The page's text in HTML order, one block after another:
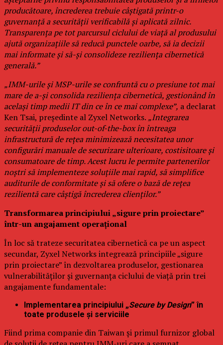
producătoare, încrederea trebuie câștigată printr-o
guvernanță a securității verificabilă și aplicată zilnic.
Transparența pe tot parcursul ciclului de viață al produsului
ajută organizațiile să reducă punctele oarbe, să ia decizii
mai informate și să-și consolideze reziliența cibernetică
generală.”
„IMM-urile și MSP-urile se confruntă cu o presiune tot mai
mare de a-și consolida reziliența cibernetică, gestionând în
același timp medii IT din ce în ce mai complexe”, a declarat
Ken Tsai, președinte al Zyxel Networks. „Integrarea
securității produselor out-of-the-box în întreaga
infrastructură de rețea minimizează necesitatea unor
configurări manuale de securizare ulterioare, costisitoare și
consumatoare de timp. Acest lucru le permite partenerilor
noștri să implementeze soluțiile mai rapid, să simplifice
auditurile de conformitate și să ofere o bază de rețea
rezilientă care câștigă încrederea clienților.”
Transformarea principiului „sigure prin proiectare”
într-un angajament operațional
În loc să trateze securitatea cibernetică ca pe un aspect
secundar, Zyxel Networks integrează principiile „sigure
prin proiectare” în dezvoltarea produselor, gestionarea
vulnerabilităților și guvernanța ciclului de viață prin trei
angajamente fundamentale:
Implementarea principiului „Secure by Design” în
toate produsele și serviciile
Fiind prima companie din Taiwan și primul furnizor global